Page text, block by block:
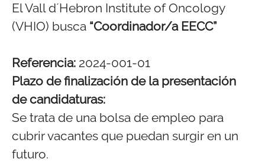
El Vall d´Hebron Institute of Oncology
(VHIO) busca “Coordinador/a EECC”
Referencia: 2024-001-01
Plazo de finalización de la presentación
de candidaturas:
Se trata de una bolsa de empleo para
cubrir vacantes que puedan surgir en un
futuro.